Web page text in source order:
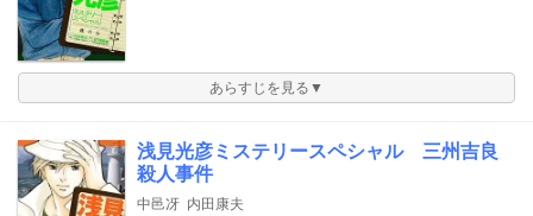
あらすじを見る▼
浅見光彦ミステリースペシャル 三州吉良
殺人事件
中邑冴 内田康夫